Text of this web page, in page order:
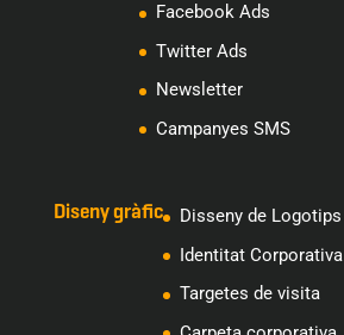
Facebook Ads
Twitter Ads
Newsletter
Campanyes SMS
Diseny gràfic
Disseny de Logotips
Identitat Corporativa
Targetes de visita